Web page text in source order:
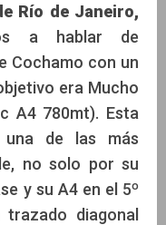
Río de Janeiro,
a hablar de
Cochamo con un
era Mucho
A4 780mt). Esta
de las más
no solo por su
y su A4 en el 5º
diagonal